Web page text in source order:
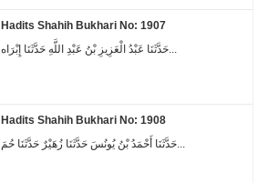
Hadits Shahih Bukhari No: 1907
حَدَّثَنَا عَبْدُ الْعَزِيزِ بْنُ عَبْدِ اللَّهِ حَدَّثَنَا إِبْرَاه...
Hadits Shahih Bukhari No: 1908